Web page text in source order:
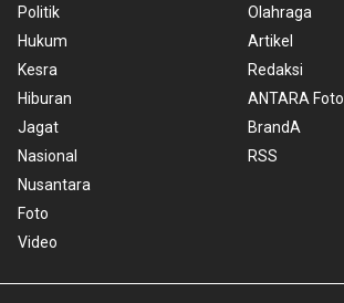
Politik
Hukum
Kesra
Hiburan
Jagat
Nasional
Nusantara
Foto
Video
Olahraga
Artikel
Redaksi
ANTARA Foto
BrandA
RSS